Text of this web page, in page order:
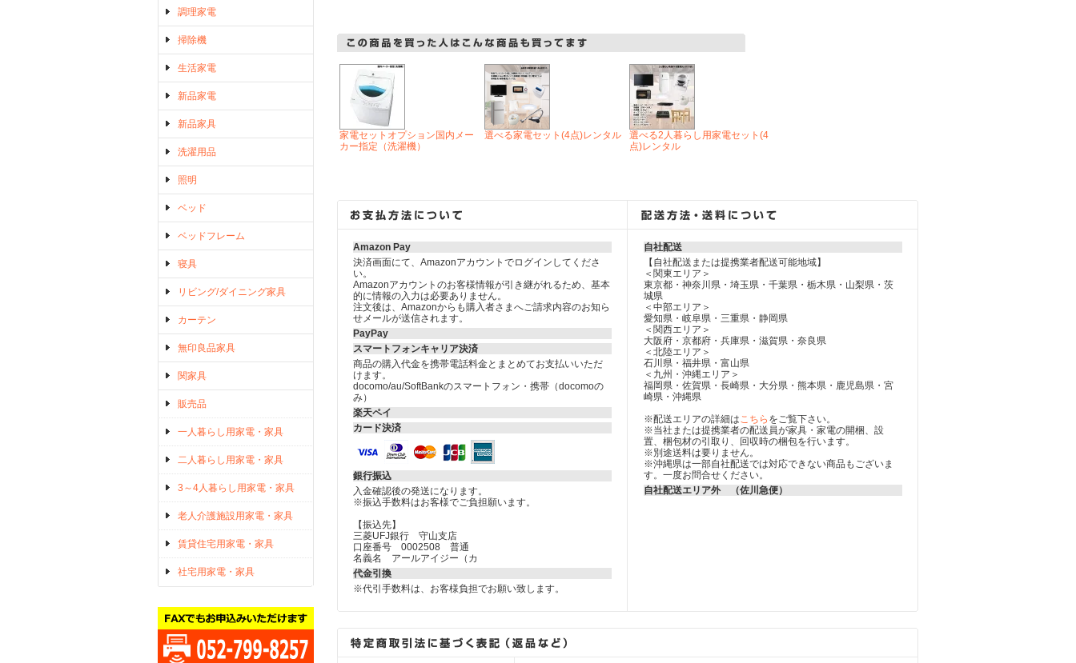
調理家電
掃除機
生活家電
新品家電
新品家具
洗濯用品
照明
ベッド
ベッドフレーム
寝具
リビング/ダイニング家具
カーテン
無印良品家具
関家具
販売品
一人暮らし用家電・家具
二人暮らし用家電・家具
3～4人暮らし用家電・家具
老人介護施設用家電・家具
賃貸住宅用家電・家具
社宅用家電・家具
家電セットオプション国内メー
カー指定（洗濯機）
選べる家電セット(4点)レンタル
選べる2人暮らし用家電セット(4
点)レンタル
Amazon Pay
決済画面にて、Amazonアカウントでログインしてくださ
い。
Amazonアカウントのお客様情報が引き継がれるため、基本
的に情報の入力は必要ありません。
注文後は、Amazonからも購入者さまへご請求内容のお知ら
せメールが送信されます。
PayPay
スマートフォンキャリア決済
商品の購入代金を携帯電話料金とまとめてお支払いいただ
けます。
docomo/au/SoftBankのスマートフォン・携帯（docomoの
み）
楽天ペイ
カード決済
銀行振込
入金確認後の発送になります。
※振込手数料はお客様でご負担願います。
【振込先】
三菱UFJ銀行 守山支店
口座番号 0002508 普通
名義名 アールアイジー（カ
代金引換
※代引手数料は、お客様負担でお願い致します。
自社配送
【自社配送または提携業者配送可能地域】
＜関東エリア＞
東京都・神奈川県・埼玉県・千葉県・栃木県・山梨県・茨
城県
＜中部エリア＞
愛知県・岐阜県・三重県・静岡県
＜関西エリア＞
大阪府・京都府・兵庫県・滋賀県・奈良県
＜北陸エリア＞
石川県・福井県・富山県
＜九州・沖縄エリア＞
福岡県・佐賀県・長崎県・大分県・熊本県・鹿児島県・宮
崎県・沖縄県
※配送エリアの詳細はこちら をご覧下さい。
※当社または提携業者の配送員が家具・家電の開梱、設
置、梱包材の引取り、回収時の梱包を行います。
※別途送料は要りません。
※沖縄県は一部自社配送では対応できない商品もございま
す。一度お問合せください。
自社配送エリア外 （佐川急便）